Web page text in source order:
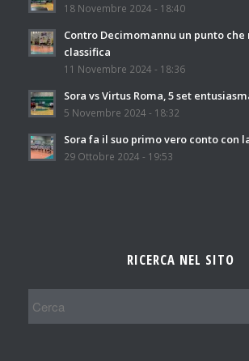
18 Novembre 2024 - 18:40
Contro Decimomannu un punto che
classifica
11 Novembre 2024 - 18:36
Sora vs Virtus Roma, 5 set
5 Novembre 2024 - 18:32
Sora fa il suo primo vero conto con
29 Ottobre 2024 - 19:53
RICERCA NEL SITO